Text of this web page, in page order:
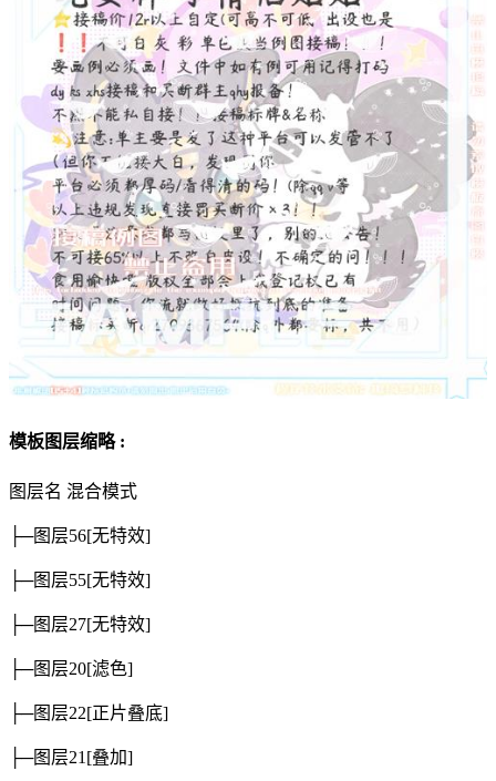
模板图层缩略 :
图层名 混合模式
├─图层56[无特效]
├─图层55[无特效]
├─图层27[无特效]
├─图层20[滤色]
├─图层22[正片叠底]
├─图层21 [叠加]